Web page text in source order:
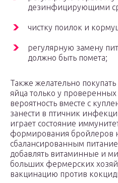
дезинфицирующими
чистку поилок и
регулярную замену
должно быть помета;
Также желательно
яйца только у
вероятность вместе с
занести в птичник
играет состояние
формирования бройлеров
сбалансированным
добавлять витаминные и
больших фермерских
вакцинацию против